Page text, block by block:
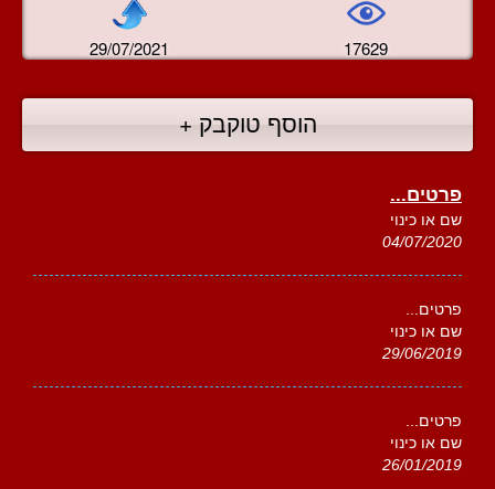
29/07/2021 17629
הוסף טוקבק +
פרטים...
שם או כינוי
04/07/2020
פרטים...
שם או כינוי
29/06/2019
פרטים...
שם או כינוי
26/01/2019